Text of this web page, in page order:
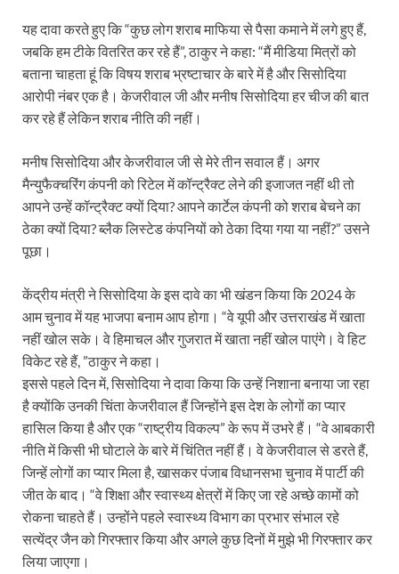
यह दावा करते हुए कि “कुछ लोग शराब माफिया से पैसा कमाने में लगे हुए हैं,
जबकि हम टीके वितरित कर रहे हैं”, ठाकुर ने कहा: “मैं मीडिया मित्रों को
बताना चाहता हूं कि विषय शराब भ्रष्टाचार के बारे में है और सिसोदिया
आरोपी नंबर एक है। केजरीवाल जी और मनीष सिसोदिया हर चीज की बात
कर रहे हैं लेकिन शराब नीति की नहीं।
मनीष सिसोदिया और केजरीवाल जी से मेरे तीन सवाल हैं। अगर
मैन्युफैक्चरिंग कंपनी को रिटेल में कॉन्ट्रैक्ट लेने की इजाजत नहीं थी तो
आपने उन्हें कॉन्ट्रैक्ट क्यों दिया? आपने कार्टेल कंपनी को शराब बेचने का
ठेका क्यों दिया? ब्लैक लिस्टेड कंपनियों को ठेका दिया गया या नहीं?” उसने
पूछा।
केंद्रीय मंत्री ने सिसोदिया के इस दावे का भी खंडन किया कि 2024 के
आम चुनाव में यह भाजपा बनाम आप होगा। “वे यूपी और उत्तराखंड में खाता
नहीं खोल सके। वे हिमाचल और गुजरात में खाता नहीं खोल पाएंगे। वे हिट
विकेट रहे हैं, ”ठाकुर ने कहा।
इससे पहले दिन में, सिसोदिया ने दावा किया कि उन्हें निशाना बनाया जा रहा
है क्योंकि उनकी चिंता केजरीवाल हैं जिन्होंने इस देश के लोगों का प्यार
हासिल किया है और एक “राष्ट्रीय विकल्प” के रूप में उभरे हैं। “वे आबकारी
नीति में किसी भी घोटाले के बारे में चिंतित नहीं हैं। वे केजरीवाल से डरते हैं,
जिन्हें लोगों का प्यार मिला है, खासकर पंजाब विधानसभा चुनाव में पार्टी की
जीत के बाद। “वे शिक्षा और स्वास्थ्य क्षेत्रों में किए जा रहे अच्छे कामों को
रोकना चाहते हैं। उन्होंने पहले स्वास्थ्य विभाग का प्रभार संभाल रहे
सत्येंद्र जैन को गिरफ्तार किया और अगले कुछ दिनों में मुझे भी गिरफ्तार कर
लिया जाएगा।